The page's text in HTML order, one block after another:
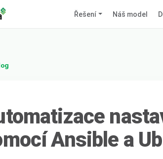
Řešení Náš model
Ansible a